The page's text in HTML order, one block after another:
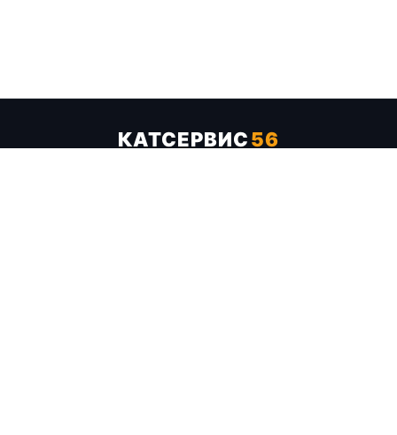
КАТСЕРВИС56